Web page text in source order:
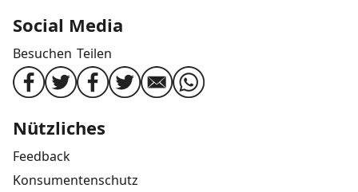
Social Media
Besuchen Teilen
Nützliches
Feedback
Konsumentenschutz